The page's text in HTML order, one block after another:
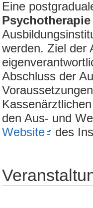
Eine
Psychotherapie
werden. Ziel der
Abschluss der
den Aus- und
Website
des